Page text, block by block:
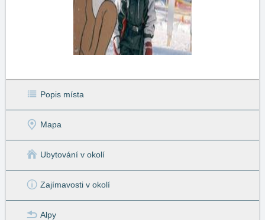
Popis místa
Mapa
Ubytování v okolí
Zajímavosti v okolí
Alpy